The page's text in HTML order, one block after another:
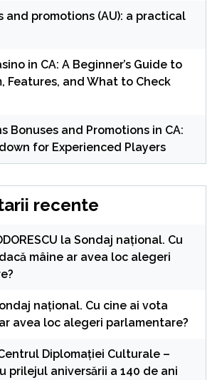
and promotions (AU): a practical
in CA: A Beginner’s Guide to
Features, and What to Check
Bonuses and Promotions in CA:
for Experienced Players
recente
la Sondaj național. Cu
mâine ar avea loc alegeri
național. Cu cine ai vota
avea loc alegeri parlamentare?
Diplomației Culturale –
prilejul aniversării a 140 de ani